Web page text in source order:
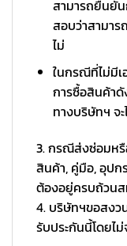
สามารถยืนยัน
สอบว่าสามาร
ไม่
ในกรณีที่ไม่มี
การซื้อสินค้า
ทางบริษัทฯ จ
3. กรณีส่งซ่อมห
สินค้า, คู่มือ, อุป
ต้องอยู่ครบถ้วน
4. บริษัทฯขอสงว
รับประกันนี้โดยไ